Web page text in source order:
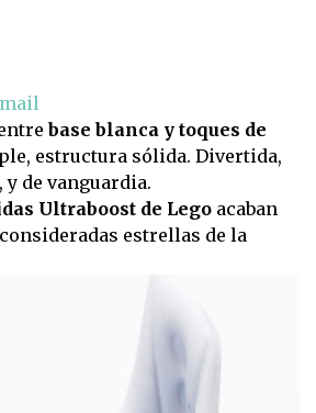
base blanca y toques de
estructura sólida. Divertida,
de vanguardia.
Ultraboost de Lego acaban
estrellas de la